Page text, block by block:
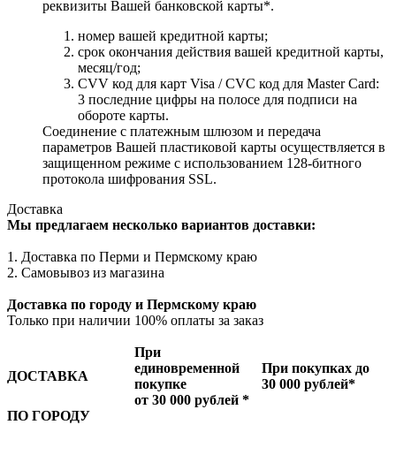
реквизиты Вашей банковской карты*.
номер вашей кредитной карты;
cрок окончания действия вашей кредитной карты,
месяц/год;
CVV код для карт Visa / CVC код для Master Card:
3 последние цифры на полосе для подписи на
обороте карты.
Соединение с платежным шлюзом и передача
параметров Вашей пластиковой карты осуществляется в
защищенном режиме с использованием 128-битного
протокола шифрования SSL.
Доставка
Мы предлагаем несколько вариантов доставки:
1. Доставка по Перми и Пермскому краю
2. Самовывоз из магазина
Доставка по городу и Пермскому краю
Только при наличии 100% оплаты за заказ
ДОСТАВКА
При
единовременной
покупке
от 30 000 рублей *
При покупках до
30 000 рублей*
ПО ГОРОДУ